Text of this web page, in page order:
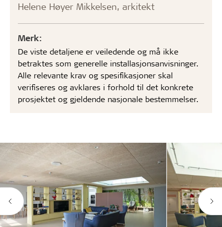
Helene Høyer Mikkelsen, arkitekt
Merk:
De viste detaljene er veiledende og må ikke
betraktes som generelle installasjonsanvisninger.
Alle relevante krav og spesifikasjoner skal
verifiseres og avklares i forhold til det konkrete
prosjektet og gjeldende nasjonale bestemmelser.